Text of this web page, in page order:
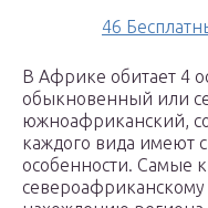
46
В Африке обитает 4
обыкновенный или
южноафриканский,
каждого вида имеют
особенности. Самые